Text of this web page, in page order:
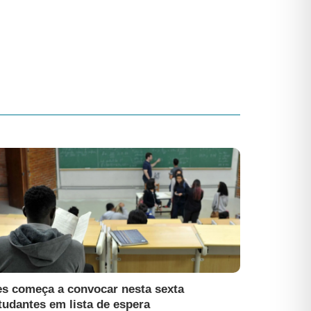
começa a convocar nesta sexta
em lista de espera